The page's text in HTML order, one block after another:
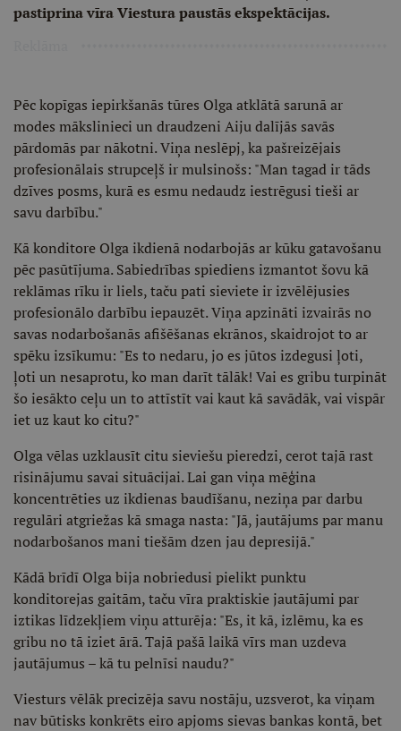
pastiprina vīra Viestura paustās ekspektācijas.
Pēc kopīgas iepirkšanās tūres Olga atklātā sarunā ar
modes mākslinieci un draudzeni Aiju dalījās savās
pārdomās par nākotni. Viņa neslēpj, ka pašreizējais
profesionālais strupceļš ir mulsinošs: "Man tagad ir tāds
dzīves posms, kurā es esmu nedaudz iestrēgusi tieši ar
savu darbību."
Kā konditore Olga ikdienā nodarbojās ar kūku gatavošanu
pēc pasūtījuma. Sabiedrības spiediens izmantot šovu kā
reklāmas rīku ir liels, taču pati sieviete ir izvēlējusies
profesionālo darbību iepauzēt. Viņa apzināti izvairās no
savas nodarbošanās afišēšanas ekrānos, skaidrojot to ar
spēku izsīkumu: "Es to nedaru, jo es jūtos izdegusi ļoti,
ļoti un nesaprotu, ko man darīt tālāk! Vai es gribu turpināt
šo iesākto ceļu un to attīstīt vai kaut kā savādāk, vai vispār
iet uz kaut ko citu?"
Olga vēlas uzklausīt citu sieviešu pieredzi, cerot tajā rast
risinājumu savai situācijai. Lai gan viņa mēģina
koncentrēties uz ikdienas baudīšanu, neziņa par darbu
regulāri atgriežas kā smaga nasta: "Jā, jautājums par manu
nodarbošanos mani tiešām dzen jau depresijā."
Kādā brīdī Olga bija nobriedusi pielikt punktu
konditorejas gaitām, taču vīra praktiskie jautājumi par
iztikas līdzekļiem viņu atturēja: "Es, it kā, izlēmu, ka es
gribu no tā iziet ārā. Tajā pašā laikā vīrs man uzdeva
jautājumus – kā tu pelnīsi naudu?"
Viesturs vēlāk precizēja savu nostāju, uzsverot, ka viņam
nav būtisks konkrēts eiro apjoms sievas bankas kontā, bet